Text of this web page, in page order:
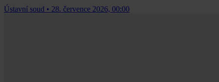
Ústavní soud • 28. července 2026, 00:00